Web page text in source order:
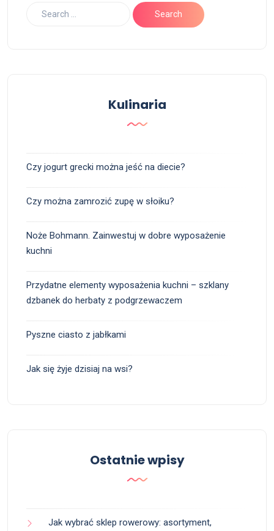
Kulinaria
Czy jogurt grecki można jeść na diecie?
Czy można zamrozić zupę w słoiku?
Noże Bohmann. Zainwestuj w dobre wyposażenie
kuchni
Przydatne elementy wyposażenia kuchni – szklany
dzbanek do herbaty z podgrzewaczem
Pyszne ciasto z jabłkami
Jak się żyje dzisiaj na wsi?
Ostatnie wpisy
Jak wybrać sklep rowerowy: asortyment,